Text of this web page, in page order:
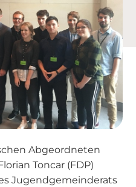
Abgeordneten
Toncar (FDP)
Jugendgemeinderats